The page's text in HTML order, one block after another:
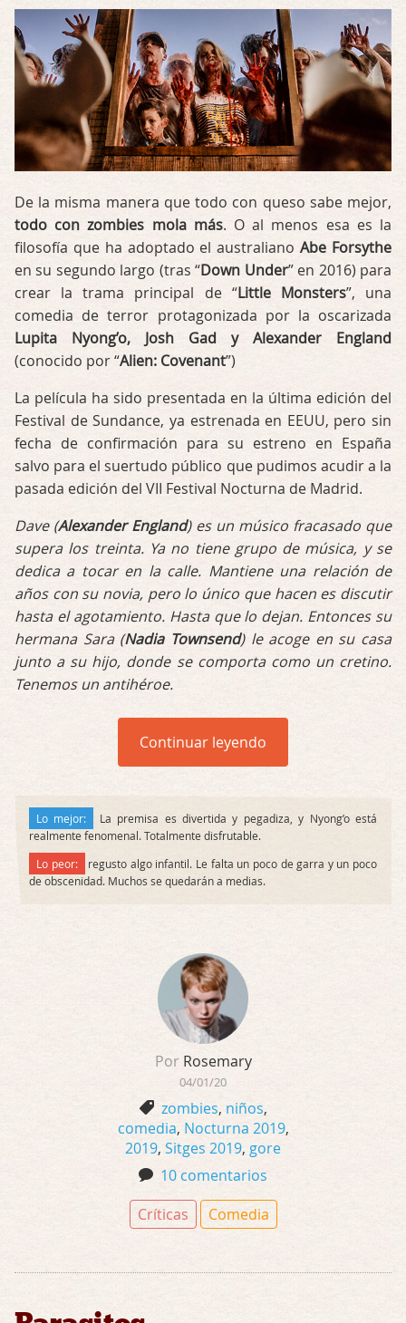
De la misma manera que todo con queso sabe mejor,
todo con zombies mola más. O al menos esa es la
filosofía que ha adoptado el australianoAbe Forsythe
en su segundo largo (tras “Down Under” en 2016) para
crear la trama principal de “Little Monsters”, una
comedia de terror protagonizada por la oscarizada
Lupita Nyong’o, Josh Gad y Alexander England
(conocido por “Alien: Covenant”)
La película ha sido presentada en la última edición del
Festival de Sundance, ya estrenada en EEUU, pero sin
fecha de confirmación para su estreno en España
salvo para el suertudo público que pudimos acudir a la
pasada edición del VII Festival Nocturna de Madrid.
Dave (Alexander England) es un músico fracasado que
supera los treinta. Ya no tiene grupo de música, y se
dedica a tocar en la calle. Mantiene una relación de
años con su novia, pero lo único que hacen es discutir
hasta el agotamiento. Hasta que lo dejan. Entonces su
hermana Sara (Nadia Townsend) le acoge en su casa
junto a su hijo, donde se comporta como un cretino.
Tenemos un antihéroe.
Continuar leyendo
Lo mejor:
La premisa es divertida y pegadiza, y Nyong’o está
realmente fenomenal. Totalmente disfrutable.
Lo peor:
regusto algo infantil. Le falta un poco de garra y un poco
de obscenidad. Muchos se quedarán a medias.
Por Rosemary
04/01/20
zombies, niños,
comedia, Nocturna 2019,
2019, Sitges 2019, gore
10 comentarios
Críticas
Comedia